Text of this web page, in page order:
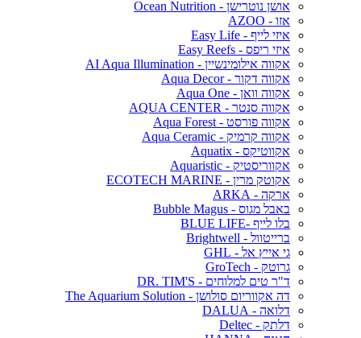
אושן נוטרישן - Ocean Nutrition
אזו - AZOO
איזי לייף - Easy Life
איזי ריפס - Easy Reefs
אקווה אילומינשיין - AI Aqua Illumination
אקווה דקור - Aqua Decor
אקווה וואן - Aqua One
אקווה סנטר - AQUA CENTER
אקווה פורסט - Aqua Forest
אקווה קרמיק - Aqua Ceramic
אקווטיקס - Aquatix
אקווריסטיק - Aquaristic
אקוטק מרין - ECOTECH MARINE
ארקה - ARKA
באבל מגוס - Bubble Magus
בלו לייף -BLUE LIFE
ברייטוול - Brightwell
גי אייץ אל - GHL
גרוטק - GroTech
ד"ר טים למלוחים - DR. TIM'S
דה אקווריום סולושן - The Aquarium Solution
דלואה - DALUA
דלתק - Deltec